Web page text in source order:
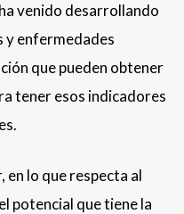
venido desarrollando
y enfermedades
que pueden obtener
tener esos indicadores
en lo que respecta al
potencial que tiene la